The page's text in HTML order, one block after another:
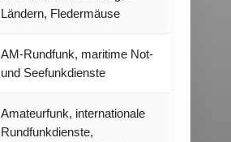
Ländern, Fledermäuse
AM-Rundfunk, maritime Not-
und Seefunkdienste
Amateurfunk, internationale
Rundfunkdienste,